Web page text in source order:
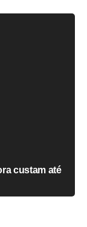
custam até